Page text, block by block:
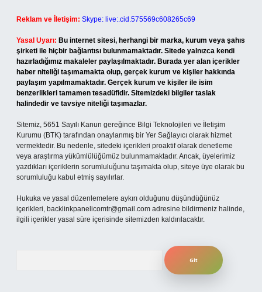
Reklam ve İletişim: Skype: live:.cid.575569c608265c69
Yasal Uyarı: Bu internet sitesi, herhangi bir marka, kurum veya şahıs
şirketi ile hiçbir bağlantısı bulunmamaktadır. Sitede yalnızca kendi
hazırladığımız makaleler paylaşılmaktadır. Burada yer alan içerikler
haber niteliği taşımamakta olup, gerçek kurum ve kişiler hakkında
paylaşım yapılmamaktadır. Gerçek kurum ve kişiler ile isim
benzerlikleri tamamen tesadüfidir. Sitemizdeki bilgiler taslak
halindedir ve tavsiye niteliği taşımazlar.
Sitemiz, 5651 Sayılı Kanun gereğince Bilgi Teknolojileri ve İletişim
Kurumu (BTK) tarafından onaylanmış bir Yer Sağlayıcı olarak hizmet
vermektedir. Bu nedenle, sitedeki içerikleri proaktif olarak denetleme
veya araştırma yükümlülüğümüz bulunmamaktadır. Ancak, üyelerimiz
yazdıkları içeriklerin sorumluluğunu taşımakta olup, siteye üye olarak bu
sorumluluğu kabul etmiş sayılırlar.
Hukuka ve yasal düzenlemelere aykırı olduğunu düşündüğünüz
içerikleri, backlinkpanelicomtr@gmail.com adresine bildirmeniz halinde,
ilgili içerikler yasal süre içerisinde sitemizden kaldırılacaktır.